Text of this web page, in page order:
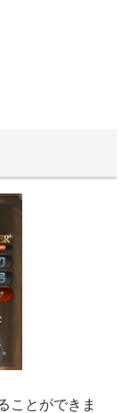
ことができま